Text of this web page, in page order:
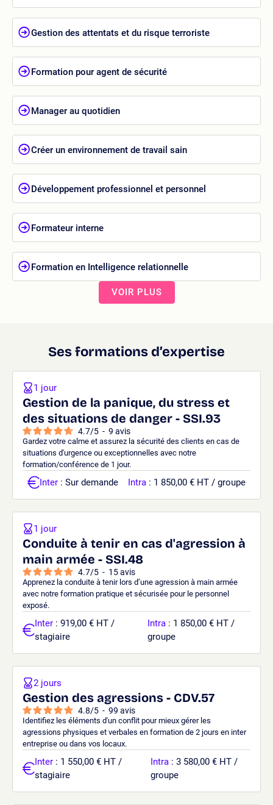
Gestion des attentats et du risque terroriste
Formation pour agent de sécurité
Manager au quotidien
Créer un environnement de travail sain
Développement professionnel et personnel
Formateur interne
Formation en Intelligence relationnelle
VOIR PLUS
Ses formations d’expertise
Gestion de la panique, du stress et
des situations de danger - SSI.93
4.7/5 - 9 avis
Gardez votre calme et assurez la sécurité des clients en cas de
situations d'urgence ou exceptionnelles avec notre
formation/conférence de 1 jour.
1 jour
Inter : Sur demande Intra : 1 850,00 € HT / groupe
Conduite à tenir en cas d'agression à
main armée - SSI.48
4.7/5 - 15avis
Apprenez la conduite à tenir lors d’une agression à main armée
avec notre formation pratique et sécurisée pour le personnel
exposé.
1 jour
Inter : 919,00 € HT /
stagiaire
Intra : 1 850,00 € HT /
groupe
Gestion des agressions - CDV.57
4.8/5 - 99 avis
Identifiez les éléments d'un conflit pour mieux gérer les
agressions physiques et verbales en formation de 2 jours en inter
entreprise ou dans vos locaux.
2 jours
Inter : 1 550,00 € HT /
stagiaire
Intra : 3 580,00 € HT /
groupe